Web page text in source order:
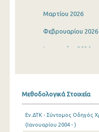
Μαρτίου 2026
Φεβρουαρίου 2026
Ιανουαρίου 2026
Σεπτεμβρίου 2025
Μεθοδολογικά Στοιχεία
Εν.ΔΤΚ - Σύντομος Οδηγός
(Ιανουαρίου 2004 - )